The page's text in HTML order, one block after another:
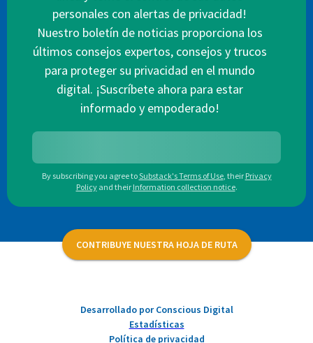
personales con alertas de privacidad!
Nuestro boletín de noticias proporciona los
últimos consejos expertos, consejos y trucos
para proteger su privacidad en el mundo
digital. ¡Suscríbete ahora para estar
informado y empoderado!
By subscribing you agree toSubstack's Terms of Use, their Privacy
Policy and their Information collection notice.
CONTRIBUYE NUESTRA HOJA DE RUTA
Desarrollado por Conscious Digital
Estadísticas
Política de privacidad